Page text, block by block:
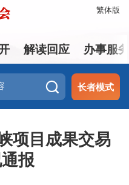
繁体版
解读回应 办事服
长者模式
项目成果交易
报